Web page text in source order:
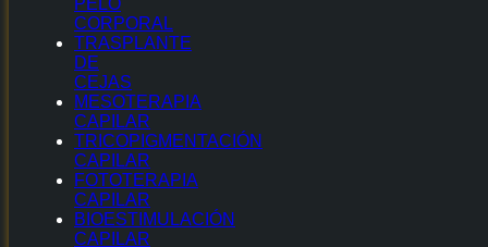
PELO
CORPORAL
TRASPLANTE
DE
CEJAS
MESOTERAPIA
CAPILAR
TRICOPIGMENTACIÓN
CAPILAR
FOTOTERAPIA
CAPILAR
BIOESTIMULACIÓN
CAPILAR